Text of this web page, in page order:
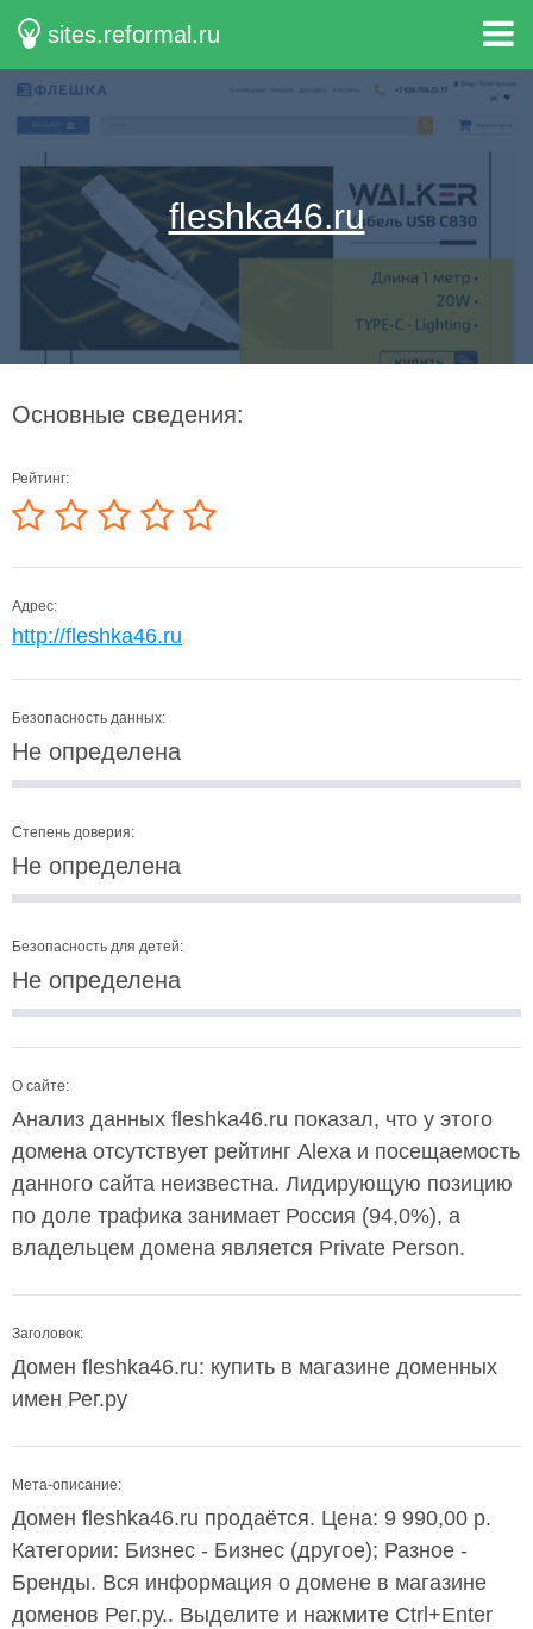
sites.reformal.ru
fleshka46.ru
Основные сведения:
Рейтинг:
Адрес:
http://fleshka46.ru
Безопасность данных:
Не определена
Степень доверия:
Не определена
Безопасность для детей:
Не определена
О сайте:
Анализ данных fleshka46.ru показал, что у этого
домена отсутствует рейтинг Alexa и посещаемость
данного сайта неизвестна. Лидирующую позицию
по доле трафика занимает Россия (94,0%), а
владельцем домена является Private Person.
Заголовок:
Домен fleshka46.ru: купить в магазине доменных
имен Рег.ру
Мета-описание:
Домен fleshka46.ru продаётся. Цена: 9 990,00 р.
Категории: Бизнес - Бизнес (другое); Разное -
Бренды. Вся информация о домене в магазине
доменов Рег.ру.. Выделите и нажмите Ctrl+Enter